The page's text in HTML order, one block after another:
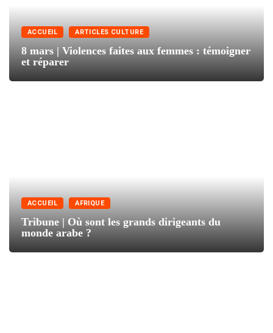
ACCUEIL ARTICLES CULTURE
8 mars | Violences faites aux femmes : témoigner
et réparer
ACCUEIL AFRIQUE
Tribune | Où sont les grands dirigeants du
monde arabe ?